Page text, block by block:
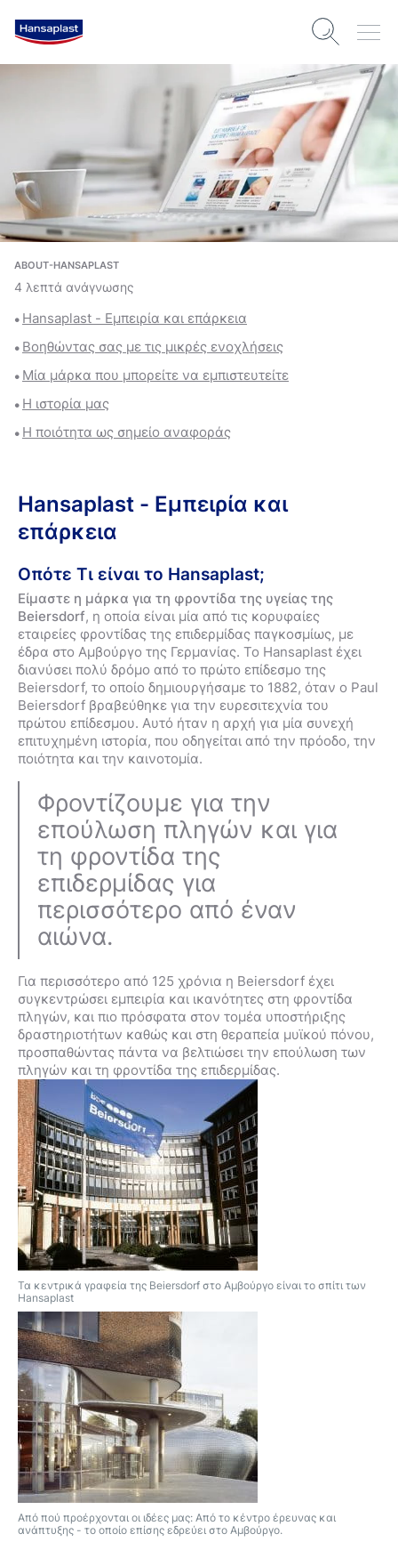
ABOUT-HANSAPLAST
4 λεπτά ανάγνωσης
Hansaplast - Εμπειρία και επάρκεια
Βοηθώντας σας με τις μικρές ενοχλήσεις
Μία μάρκα που μπορείτε να εμπιστευτείτε
Η ιστορία μας
Η ποιότητα ως σημείο αναφοράς
Hansaplast - Εμπειρία και
επάρκεια
Οπότε Τι είναι το Hansaplast;
Τα κεντρικά γραφεία της Beiersdorf στο Αμβούργο είναι το σπίτι των
Hansaplast
Από πού προέρχονται οι ιδέες μας: Από το κέντρο έρευνας και
ανάπτυξης - το οποίο επίσης εδρεύει στο Αμβούργο.
Είμαστε η μάρκα για τη φροντίδα της υγείας της
Beiersdorf, η οποία είναι μία από τις κορυφαίες
εταιρείες φροντίδας της επιδερμίδας παγκοσμίως, με
έδρα στο Αμβούργο της Γερμανίας. Το Hansaplast έχει
διανύσει πολύ δρόμο από το πρώτο επίδεσμο της
Beiersdorf, το οποίο δημιουργήσαμε το 1882, όταν ο Paul
Beiersdorf βραβεύθηκε για την ευρεσιτεχνία του
πρώτου επίδεσμου. Αυτό ήταν η αρχή για μία συνεχή
επιτυχημένη ιστορία, που οδηγείται από την πρόοδο, την
ποιότητα και την καινοτομία.
Φροντίζουμε για την
επούλωση πληγών και για
τη φροντίδα της
επιδερμίδας για
περισσότερο από έναν
αιώνα.
Για περισσότερο από 125 χρόνια η Beiersdorf έχει
συγκεντρώσει εμπειρία και ικανότητες στη φροντίδα
πληγών, και πιο πρόσφατα στον τομέα υποστήριξης
δραστηριοτήτων καθώς και στη θεραπεία μυϊκού πόνου,
προσπαθώντας πάντα να βελτιώσει την επούλωση των
πληγών και τη φροντίδα της επιδερμίδας.